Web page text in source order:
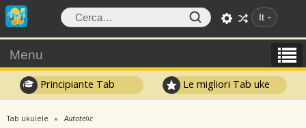
It
Menu
Principiante Tab Le migliori Tab uke
Tab ukulele Autotelic